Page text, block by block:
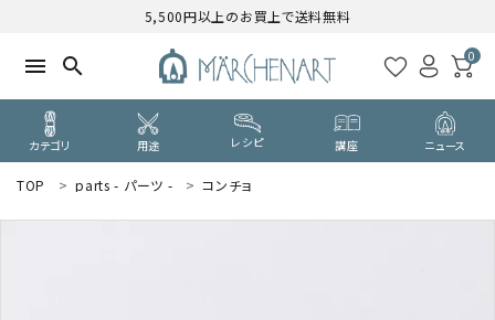
5,500円以上のお買上で送料無料
menu search 0
カテゴリ 用途 レシピ 講座 ニュース
TOP parts - パーツ - コンチョ